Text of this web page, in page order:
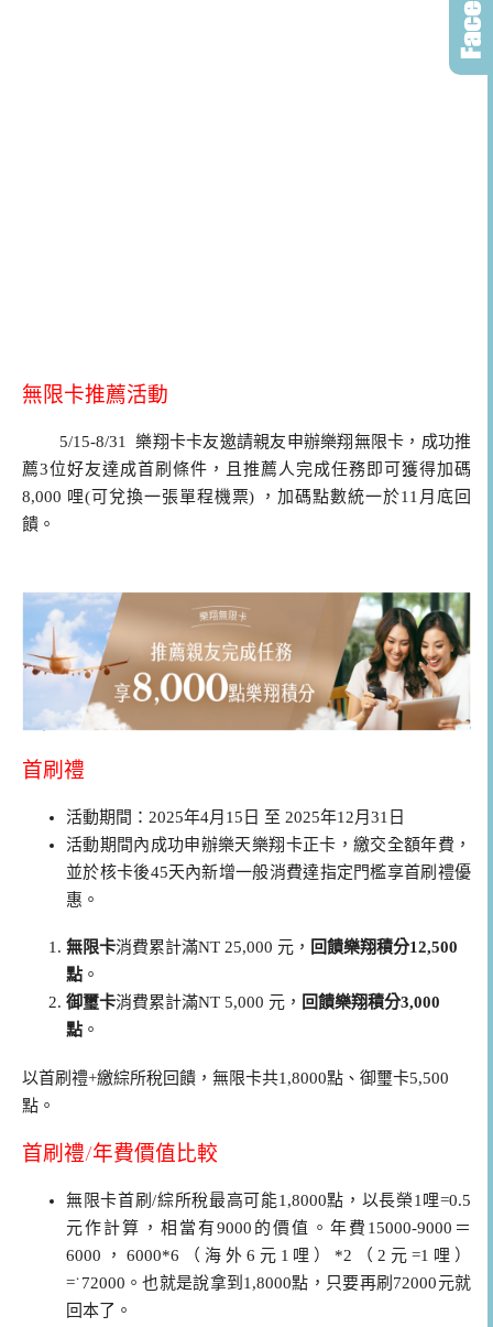
無限卡推薦活動
5/15-8/31 樂翔卡卡友邀請親友申辦樂翔無限卡，成功推
薦3位好友達成首刷條件，且推薦人完成任務即可獲得加碼
8,000 哩(可兌換一張單程機票) ，加碼點數統一於11月底回
饋。
首刷禮
活動期間：2025年4月15日 至 2025年12月31日
活動期間內成功申辦樂天樂翔卡正卡，繳交全額年費，
並於核卡後45天內新增一般消費達指定門檻享首刷禮優
惠。
無限卡消費累計滿NT 25,000 元， 回饋樂翔積分12,500
點 。
御璽卡消費累計滿NT 5,000 元， 回饋樂翔積分3,000
點 。
以首刷禮+繳綜所稅回饋，無限卡共1,8000點、御璽卡5,500
點。
首刷禮/年費價值比較
無限卡首刷/綜所稅最高可能1,8000點，以長榮1哩=0.5
元作計算，相當有9000的價值。年費15000-9000＝
6000，6000*6（海外6元1哩）*2（2元=1哩）
=˙72000。也就是說拿到1,8000點，只要再刷72000元就
回本了。